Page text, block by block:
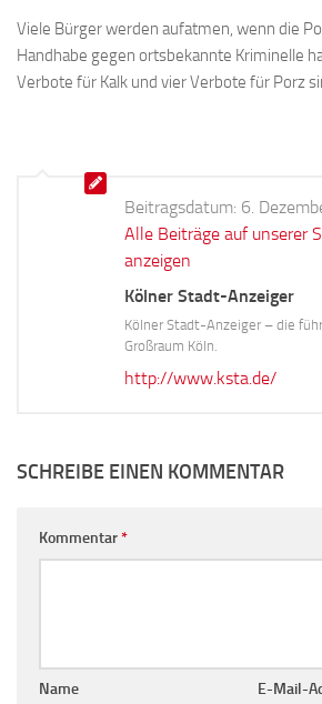
Viele Bürger werden aufatmen, wenn die
Handhabe gegen ortsbekannte Kriminelle
Verbote für Kalk und vier Verbote für Porz
Beitragsdatum: 6.
Alle Beiträge auf unserer
anzeigen
Kölner Stadt-Anzeiger
Kölner Stadt-Anzeiger – die
Großraum Köln.
http://www.ksta.de/
SCHREIBE EINEN KOMMENTAR
Kommentar*
Name E-Mail-